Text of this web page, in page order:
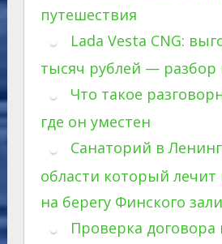
путешествия
Lada Vesta CNG:
тысяч рублей — разбор
Что такое
где он уместен
Санаторий в
области который
на берегу Финского
Проверка